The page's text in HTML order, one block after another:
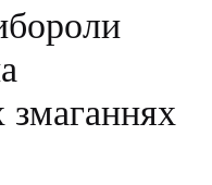
змаганнях